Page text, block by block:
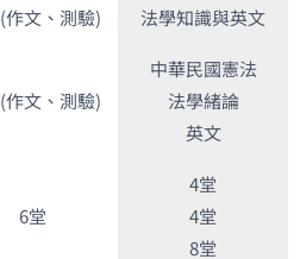
作文、測驗) 法學知識與英文
作文、測驗)
中華民國憲法
法學緒論
英文
6堂
4堂
4堂
8堂